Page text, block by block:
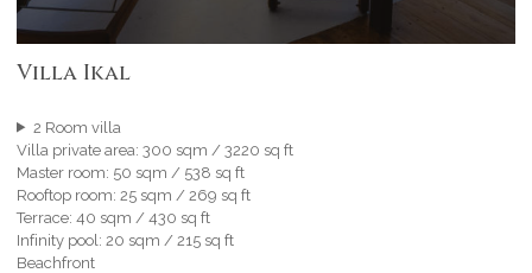
Villa Ikal
2 Room villa
Villa private area: 300 sqm / 3220 sq ft
Master room: 50 sqm / 538 sq ft
Rooftop room: 25 sqm / 269 sq ft
Terrace: 40 sqm / 430 sq ft
Infinity pool: 20 sqm / 215 sq ft
Beachfront